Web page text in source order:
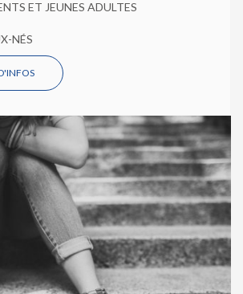
ET JEUNES ADULTES
NÉS